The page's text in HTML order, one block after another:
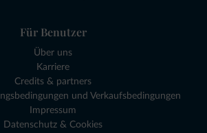
Für Benutzer
Über uns
Karriere
Credits & partners
und Verkaufsbedingungen
Impressum
Datenschutz & Cookies